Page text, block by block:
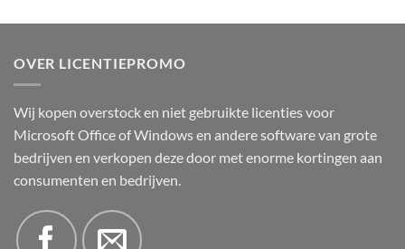
OVER LICENTIEPROMO
Wij kopen overstock en niet gebruikte licenties voor
Microsoft Office of Windows en andere software van grote
bedrijven en verkopen deze door met enorme kortingen aan
consumenten en bedrijven.